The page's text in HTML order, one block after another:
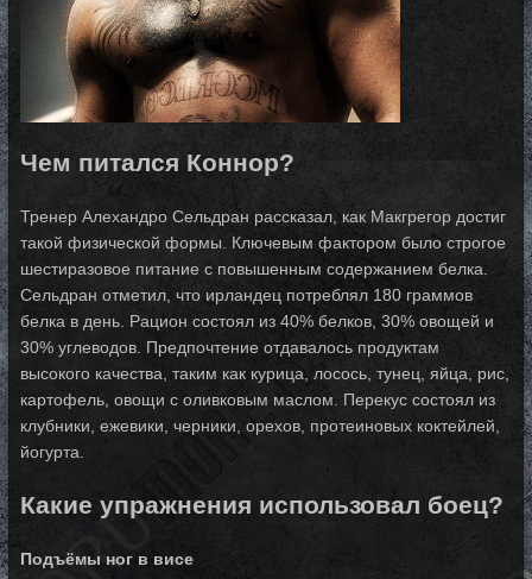
Чем питался Коннор?
Тренер Алехандро Сельдран рассказал, как Макгрегор достиг
такой физической формы. Ключевым фактором было строгое
шестиразовое питание с повышенным содержанием белка.
Сельдран отметил, что ирландец потреблял 180 граммов
белка в день. Рацион состоял из 40% белков, 30% овощей и
30% углеводов. Предпочтение отдавалось продуктам
высокого качества, таким как курица, лосось, тунец, яйца, рис,
картофель, овощи с оливковым маслом. Перекус состоял из
клубники, ежевики, черники, орехов, протеиновых коктейлей,
йогурта.
Какие упражнения использовал боец?
Подъёмы ног в висе